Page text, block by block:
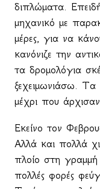
διπλώματα.
μηχανικό με
μέρες, για να
κανόνιζε την
τα δρομολόγια
ξεχειμωνιάσω. Τα
μέχρι που
Εκείνο τον
Αλλά και πολλά
πλοίο στη
πολλές φορές